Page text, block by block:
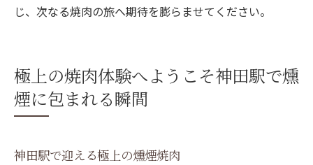
じ、次なる焼肉の旅へ期待を膨らませてください。
極上の焼肉体験へようこそ神田駅で燻
煙に包まれる瞬間
神田駅で迎える極上の燻煙焼肉